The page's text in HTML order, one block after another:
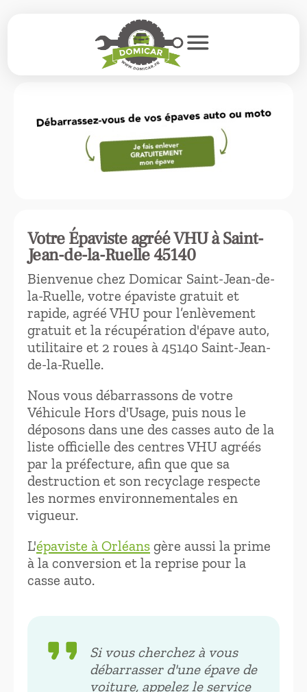
menu
Votre Épaviste agréé VHU à Saint-
Jean-de-la-Ruelle 45140
Bienvenue chez Domicar Saint-Jean-de-
la-Ruelle, votre épaviste gratuit et
rapide, agréé VHU pour l’enlèvement
gratuit et la récupération d'épave auto,
utilitaire et 2 roues à 45140 Saint-Jean-
de-la-Ruelle.
Nous vous débarrassons de votre
Véhicule Hors d'Usage, puis nous le
déposons dans une des casses auto de la
liste officielle des centres VHU agréés
par la préfecture, afin que que sa
destruction et son recyclage respecte
les normes environnementales en
vigueur.
L'épaviste à Orléans gère aussi la prime
à la conversion et la reprise pour la
casse auto.
format_quote
Si vous cherchez à vous
débarrasser d'une épave de
voiture, appelez le service